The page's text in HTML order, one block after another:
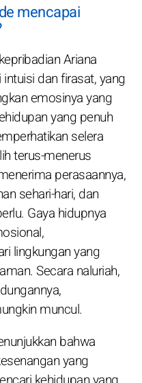
mencapai
Ariana
dan firasat, yang
emosinya yang
yang penuh
selera
terus-menerus
perasaannya,
sehari-hari, dan
Gaya hidupnya
lingkungan yang
Secara naluriah,
muncul.
bahwa
yang